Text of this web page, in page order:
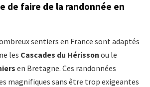
de faire de la randonnée en
sentiers en France sont adaptés
les Cascades du Hérisson ou le
en Bretagne. Ces randonnées
magnifiques sans être trop exigeantes